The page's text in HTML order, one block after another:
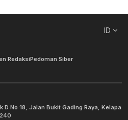
ID
RedaksiPedoman Siber
No 18, Jalan Bukit Gading Raya, Kelapa